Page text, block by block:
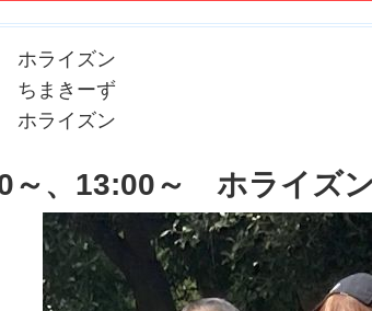
ホライズン
ちまきーず
ホライズン
～、13:00～ ホライズン